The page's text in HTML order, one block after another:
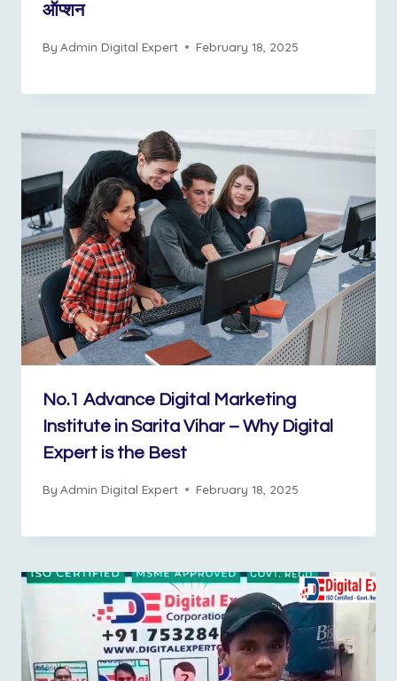
ऑप्शन
By Admin Digital Expert February 18, 2025
No.1 Advance Digital Marketing
Institute in Sarita Vihar – Why Digital
Expert is the Best
By Admin Digital Expert February 18, 2025